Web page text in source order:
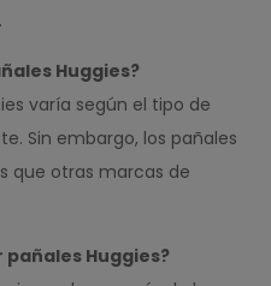
Huggies?
varía según el tipo de
Sin embargo, los pañales
que otras marcas de
Huggies?